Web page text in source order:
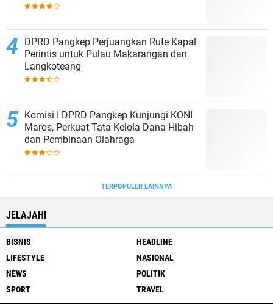
DPRD Pangkep Perjuangkan Rute Kapal
Perintis untuk Pulau Makarangan dan
Langkoteang
Komisi I DPRD Pangkep Kunjungi KONI
Maros, Perkuat Tata Kelola Dana Hibah
dan Pembinaan Olahraga
TERPOPULER LAINNYA
JELAJAHI
BISNIS
HEADLINE
LIFESTYLE
NASIONAL
NEWS
POLITIK
SPORT
TRAVEL